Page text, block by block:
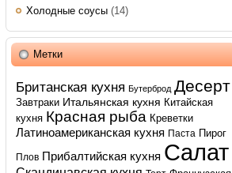
Холодные соусы (14)
Метки
Британская кухня Бутерброд Десерт
Завтраки Итальянская кухня Китайская
кухня Красная рыба Креветки
Латиноамериканская кухня Паста Пирог
Плов Прибалтийская кухня Салат